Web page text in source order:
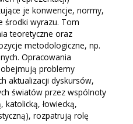
je konwencje, normy,
środki wyrazu. Tom
teoretyczne oraz
metodologiczne, np.
Opracowania
problemy
aktualizacji dyskursów,
światów przez wspólnoty
katolicką, łowiecką,
rozpatrują rolę